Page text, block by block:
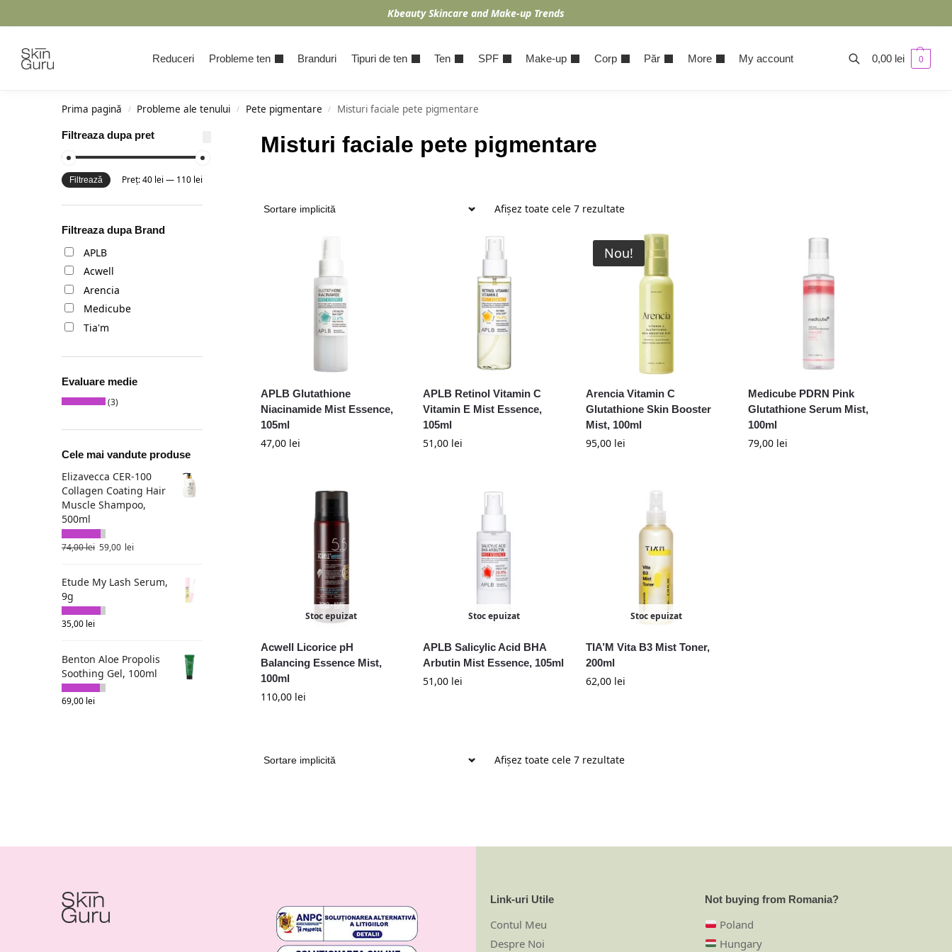
Kbeauty Skincare and Make-up Trends
Reduceri Probleme ten Branduri Tipuri de ten Ten SPF Make-up Corp Păr More My account 0,00 lei 0
Prima pagină / Probleme ale tenului / Pete pigmentare / Misturi faciale pete pigmentare
Misturi faciale pete pigmentare
Afișez toate cele 7 rezultate
APLB Glutathione
Niacinamide Mist Essence,
105ml
47,00 lei
APLB Retinol Vitamin C
Vitamin E Mist Essence,
105ml
51,00 lei
Nou!
Arencia Vitamin C
Glutathione Skin Booster
Mist, 100ml
95,00 lei
Medicube PDRN Pink
Glutathione Serum Mist,
100ml
79,00 lei
Stoc epuizat
Acwell Licorice pH
Balancing Essence Mist,
100ml
110,00 lei
Stoc epuizat
APLB Salicylic Acid BHA
Arbutin Mist Essence, 105ml
51,00 lei
Stoc epuizat
TIA’M Vita B3 Mist Toner,
200ml
62,00 lei
Afișez toate cele 7 rezultate
Filtreaza dupa pret
Filtrează Preț:40 lei — 110 lei
Filtreaza dupa Brand
APLB
Acwell
Arencia
Medicube
Tia'm
Evaluare medie
(3)
Cele mai vandute produse
Elizavecca CER-100
Collagen Coating Hair
Muscle Shampoo,
500ml
74,00lei 59,00 lei
Etude My Lash Serum,
9g
35,00 lei
Benton Aloe Propolis
Soothing Gel, 100ml
69,00 lei
Link-uri Utile
Contul Meu
Despre Noi
Not buying from Romania?
Poland
Hungary